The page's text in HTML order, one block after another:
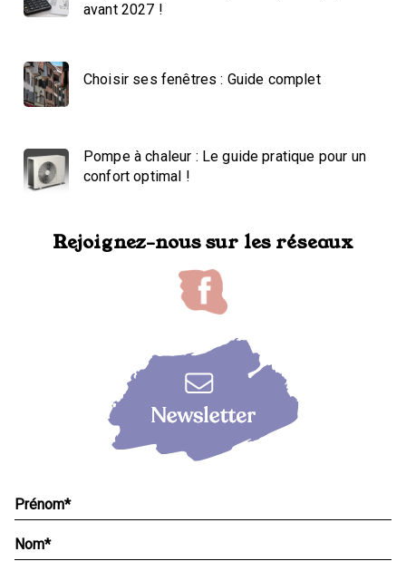
avant 2027 !
Choisir ses fenêtres : Guide complet
Pompe à chaleur : Le guide pratique pour un
confort optimal !
Rejoignez-nous sur les réseaux